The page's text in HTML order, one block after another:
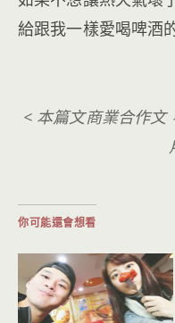
給跟我一樣愛喝啤酒
< 本篇文商業合作文
你可能還會想看